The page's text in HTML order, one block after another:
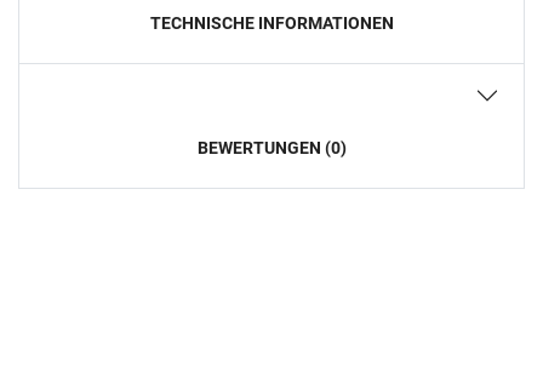
TECHNISCHE INFORMATIONEN
BEWERTUNGEN (0)